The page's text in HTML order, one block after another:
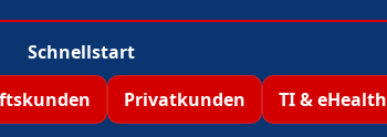
Schnellstart
Privatkunden TI & eHealth